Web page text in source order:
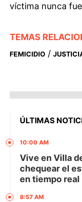
víctima nunca
TEMAS
FEMICIDIO /
ÚLTIMAS
10:00 AM
Vive en Villa
chequear el
en tiempo real
8:57 AM